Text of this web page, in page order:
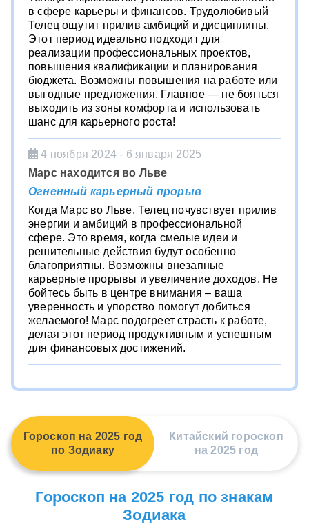
в сфере карьеры и финансов. Трудолюбивый
Телец ощутит прилив амбиций и дисциплины.
Этот период идеально подходит для
реализации профессиональных проектов,
повышения квалификации и планирования
бюджета. Возможны повышения на работе или
выгодные предложения. Главное — не бояться
выходить из зоны комфорта и использовать
шанс для карьерного роста!
4 ноября 2024 - 6 января 2025
Марс находится во Льве
Огненный карьерный прорыв
Когда Марс во Льве, Телец почувствует прилив
энергии и амбиций в профессиональной
сфере. Это время, когда смелые идеи и
решительные действия будут особенно
благоприятны. Возможны внезапные
карьерные прорывы и увеличение доходов. Не
бойтесь быть в центре внимания – ваша
уверенность и упорство помогут добиться
желаемого! Марс подогреет страсть к работе,
делая этот период продуктивным и успешным
для финансовых достижений.
Гороскоп на 2025 год
по Зодиаку
Китайский гороскоп
на 2025 год
Гороскоп на 2025 год по знакам
Зодиака